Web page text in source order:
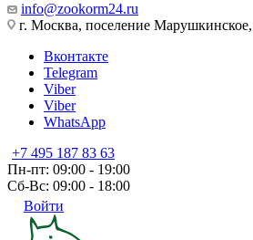
info@zookorm24.ru
г. Москва, поселение
Вконтакте
Telegram
Viber
Viber
WhatsApp
+7 495 187 83 63
Пн-пт: 09:00 - 19:00
Сб-Вс: 09:00 - 18:00
Войти